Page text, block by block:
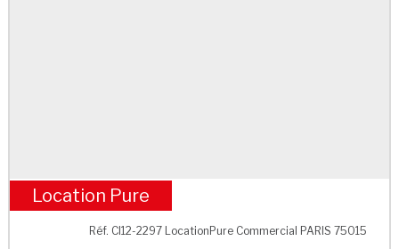
M° Cambronne
Location Pure
Réf. CI12-2297 LocationPure Commercial PARIS 75015